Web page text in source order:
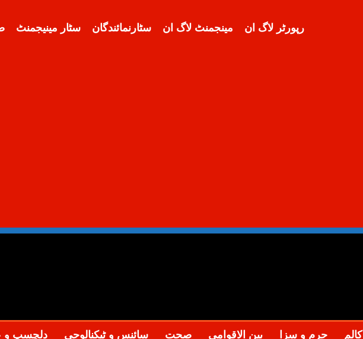
سٹار مینیجمنٹ سٹارنمائندگان مینجمنٹ لاگ ان رپورٹر لاگ ان
دلچسپ و سائنس و ٹیکنالوجی صحت بین الاقوامی جرم و سزا کالم